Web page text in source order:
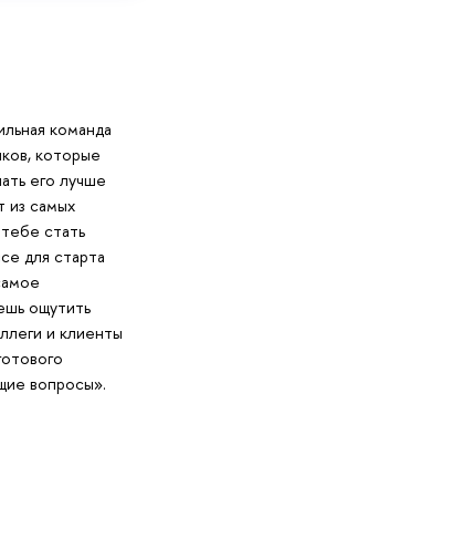
команда
которые
его лучше
из самых
стать
для старта
ощутить
и клиенты
вопросы».